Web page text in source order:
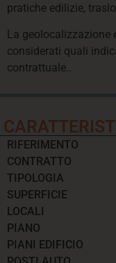
pratiche edilizie,
La geolocalizzazione
considerati quali
contrattuale..
RIFERIMENTO
CONTRATTO
TIPOLOGIA
SUPERFICIE
LOCALI
PIANO
PIANI EDIFICIO